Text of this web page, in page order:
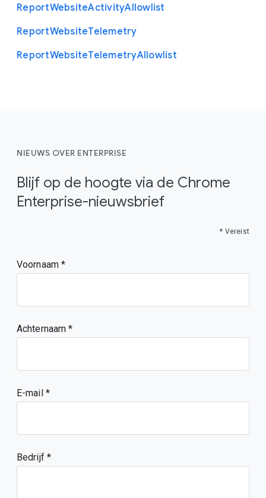
ReportWebsiteActivityAllowlist
ReportWebsiteTelemetry
ReportWebsiteTelemetryAllowlist
NIEUWS OVER ENTERPRISE
Blijf op de hoogte via de Chrome
Enterprise-nieuwsbrief
* Vereist
Voornaam
Achternaam
E-mail
Bedrijf